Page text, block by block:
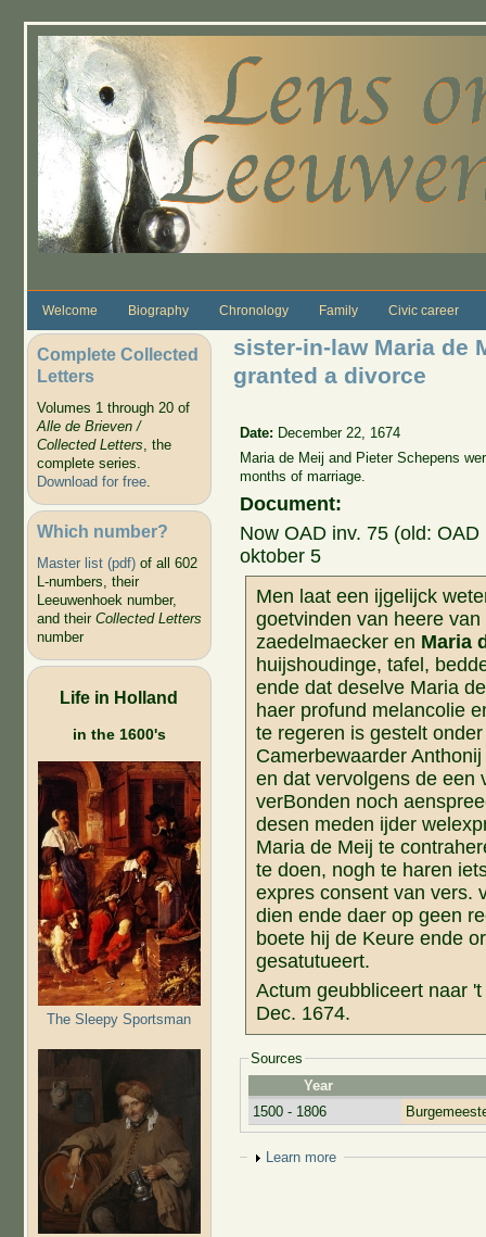
Welcome Biography Chronology Family Civic career
Complete Collected
Letters
Volumes 1 through 20 of
Alle de Brieven /
Collected Letters, the
complete series.
Download for free.
Which number?
Master list (pdf)of all 602
L-numbers, their
Leeuwenhoek number,
and their Collected Letters
number
Life in Holland
in the 1600's
The Sleepy Sportsman
sister-in-law Maria de
granted a divorce
Date: December 22, 1674
Maria de Meij and Pieter Schepens
months of marriage.
Document:
Now OAD inv. 75 (old:
oktober 5
Men laat een ijgelijck
goetvinden van heere
zaedelmaecker en Maria
huijshoudinge, tafel,
ende dat deselve Maria
haer profund melancolie
te regeren is gestelt
Camerbewaarder
en dat vervolgens de een
verBonden noch
desen meden ijder
Maria de Meij te
te doen, nogh te haren
expres consent van vers.
dien ende daer op geen
boete hij de Keure ende
gesatutueert.
Actum geubbliceert naar
Dec. 1674.
Sources
Year
1500 - 1806
Show
Learn more